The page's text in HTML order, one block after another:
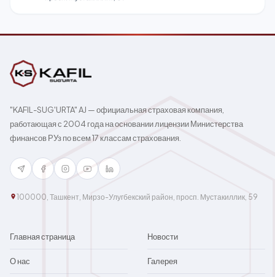
"KAFIL-SUG'URTA" AJ — официальная страховая компания,
работающая с 2004 года на основании лицензии Министерства
финансов РУз по всем 17 классам страхования.
100000, Ташкент, Мирзо-Улугбекский район, просп. Мустакиллик, 59
Главная страница Новости
О нас Галерея